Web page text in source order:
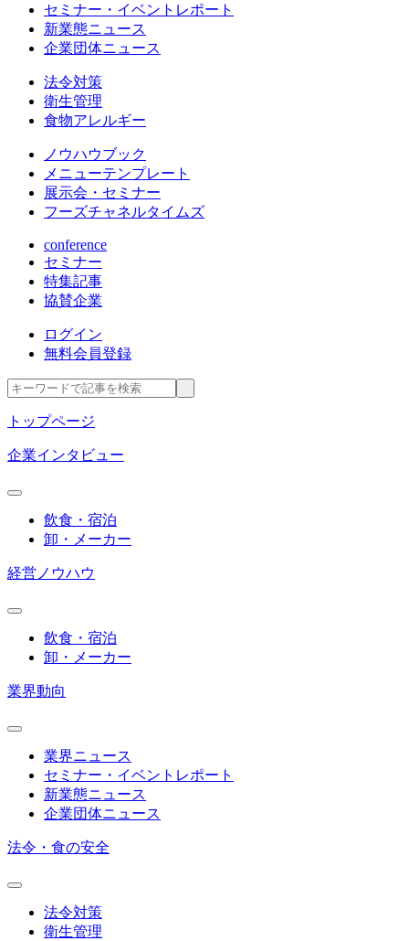
セミナー・イベントレポート
新業態ニュース
企業団体ニュース
法令対策
衛生管理
食物アレルギー
ノウハウブック
メニューテンプレート
展示会・セミナー
フーズチャネルタイムズ
conference
セミナー
特集記事
協賛企業
ログイン
無料会員登録
トップページ
企業インタビュー
飲食・宿泊
卸・メーカー
経営ノウハウ
飲食・宿泊
卸・メーカー
業界動向
業界ニュース
セミナー・イベントレポート
新業態ニュース
企業団体ニュース
法令・食の安全
法令対策
衛生管理